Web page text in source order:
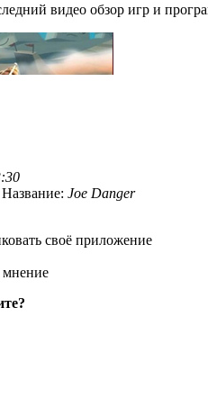
видео обзор игр и
Название: Joe Danger
своё приложение
мнение